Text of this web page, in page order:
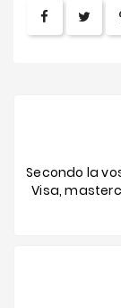
Secondo la
Visa,